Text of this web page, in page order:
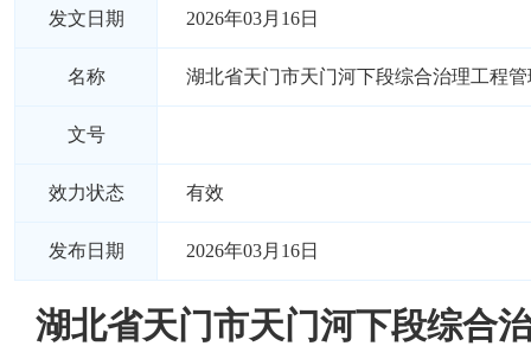
发文日期 2026年03月16日
名称 湖北省天门市天门河下段综合治理工程
文号
效力状态 有效
发布日期 2026年03月16日
湖北省天门市天门河下段综合